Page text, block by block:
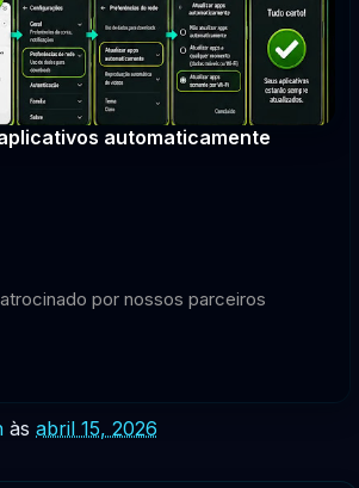
automaticamente
por nossos parceiros
às abril 15, 2026